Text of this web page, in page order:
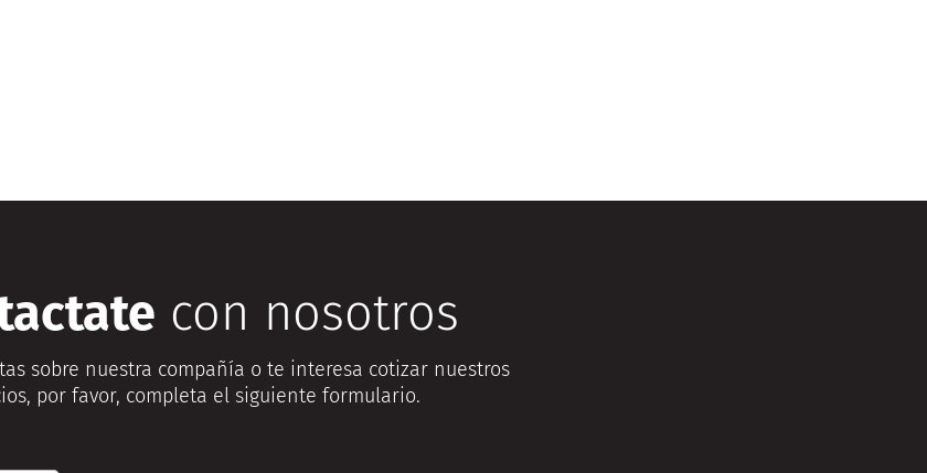
con nosotros
sobre nuestra compañía o te interesa cotizar nuestros
por favor, completa el siguiente formulario.